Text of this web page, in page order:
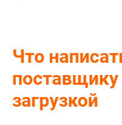
Что
загрузкой